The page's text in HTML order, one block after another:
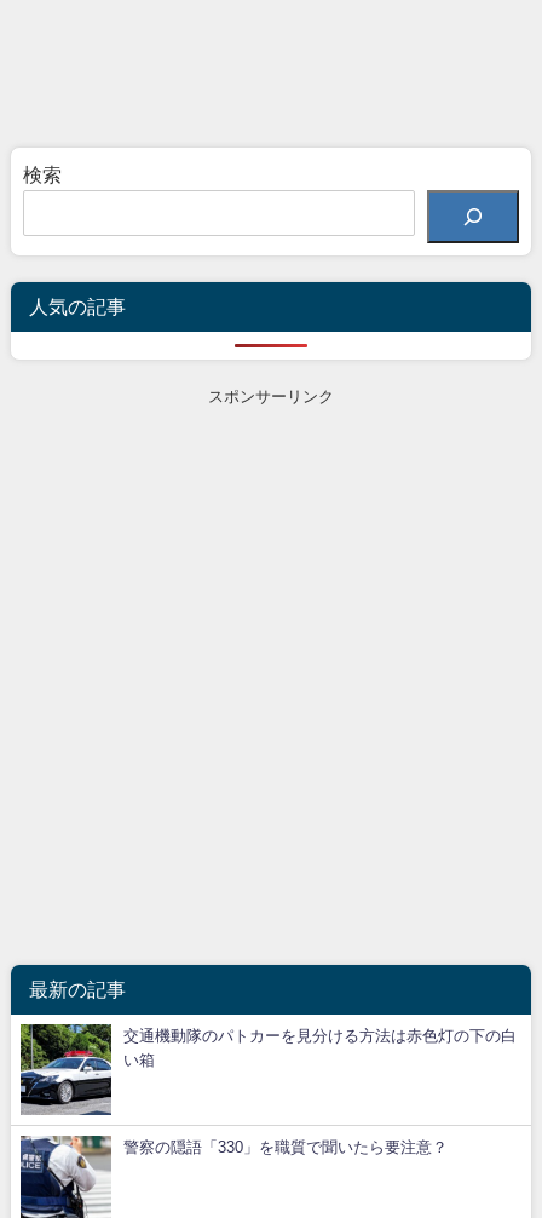
検索
人気の記事
スポンサーリンク
最新の記事
交通機動隊のパトカーを見分ける方法は赤色灯の下の白
い箱
警察の隠語「330」を職質で聞いたら要注意？